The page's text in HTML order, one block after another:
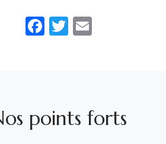
Facebook
Twitter
points forts